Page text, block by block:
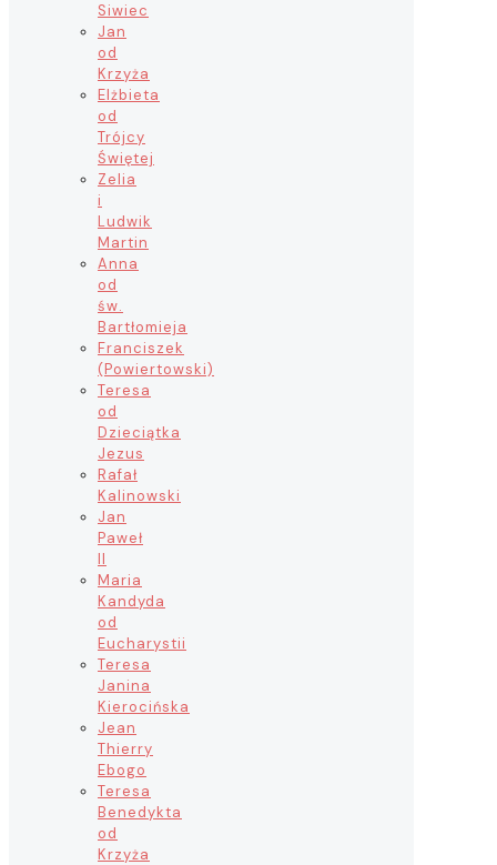
Siwiec
Jan
od
Krzyża
Elżbieta
od
Trójcy
Świętej
Zelia
i
Ludwik
Martin
Anna
od
św.
Bartłomieja
Franciszek
(Powiertowski)
Teresa
od
Dzieciątka
Jezus
Rafał
Kalinowski
Jan
Paweł
II
Maria
Kandyda
od
Eucharystii
Teresa
Janina
Kierocińska
Jean
Thierry
Ebogo
Teresa
Benedykta
od
Krzyża